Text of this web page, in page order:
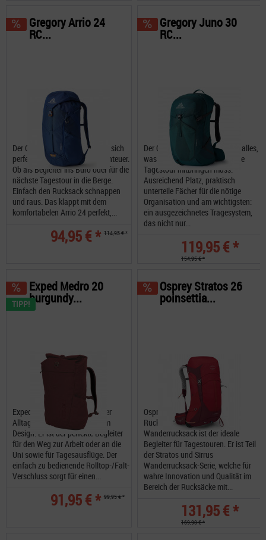
Der Gregory Arrio 24 RC eignet sich
perfekt für das alltägliche Abenteuer.
Ob als Begleiter ins Büro oder für die
nächste Tagestour in die Berge.
Einfach den Rucksack schnappen
und raus. Das klappt mit dem
komfortabelen Arrio 24 perfekt,...
94,95 € * 114,95 € *
Gregory Arrio 24
RC...
Der Gregory Juno 30 RC bietet alles,
was ein guter Rucksack für eine
Tagestour mitbringen muss.
Ausreichend Platz, praktisch
unterteile Fächer für die nötige
Organisation und am wichtigsten:
ein ausgezeichnetes Tragesystem,
das nicht nur...
119,95 € *
154,95 € *
Gregory Juno 30
RC...
TIPP!
Exped Medro 20 ist ein urbaner
Alltagsbegleiter mit schlichtem
Design. Er ist der perfekte Begleiter
für den Weg zur Arbeit oder an die
Uni sowie für Tagesausflüge. Der
einfach zu bedienende Rolltop-/Falt-
Verschluss sorgt für einen...
91,95 € * 99,95 € *
Exped Medro 20
burgundy...
Osprey Stratos 26 mit Wind im
Rücken. Der Stratos 26
Wanderrucksack ist der ideale
Begleiter für Tagestouren. Er ist Teil
der Stratos und Sirrus
Wanderrucksack-Serie, welche für
wahre Innovation und Qualität im
Bereich der Rucksäcke mit...
131,95 € *
169,90 € *
Osprey Stratos 26
poinsettia...